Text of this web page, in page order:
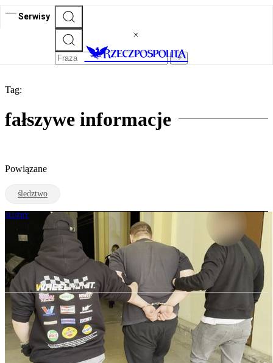
Serwisy
Tag:
fałszywe informacje
Powiązane
śledztwo
SŁUŻBY
Ujawniamy kim jest Maciej Z., adwokat
od fałszywych alarmów